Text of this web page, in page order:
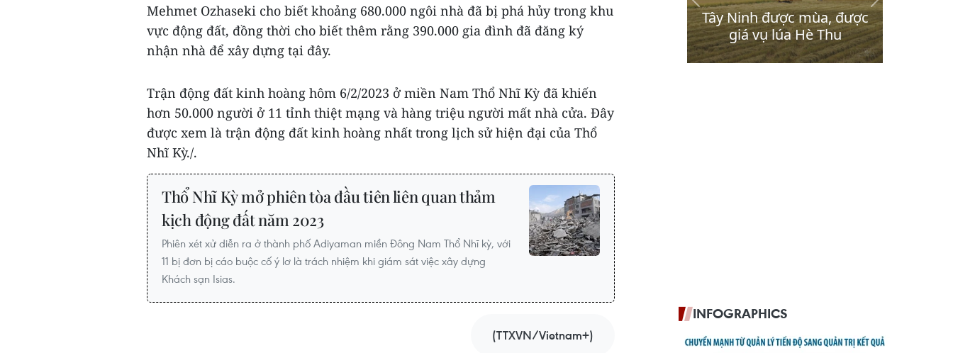
Mehmet Ozhaseki cho biết khoảng 680.000 ngôi nhà đã bị phá hủy trong khu
vực động đất, đồng thời cho biết thêm rằng 390.000 gia đình đã đăng ký
nhận nhà để xây dựng tại đây.
Trận động đất kinh hoàng hôm 6/2/2023 ở miền Nam Thổ Nhĩ Kỳ đã khiến
hơn 50.000 người ở 11 tỉnh thiệt mạng và hàng triệu người mất nhà cửa. Đây
được xem là trận động đất kinh hoàng nhất trong lịch sử hiện đại của Thổ
Nhĩ Kỳ./.
Thổ Nhĩ Kỳ mở phiên tòa đầu tiên liên quan thảm
kịch động đất năm 2023
Phiên xét xử diễn ra ở thành phố Adiyaman miền Đông Nam Thổ Nhĩ kỳ, với
11 bị đơn bị cáo buộc cố ý lơ là trách nhiệm khi giám sát việc xây dựng
Khách sạn Isias.
(TTXVN/Vietnam+)
INFOGRAPHICS